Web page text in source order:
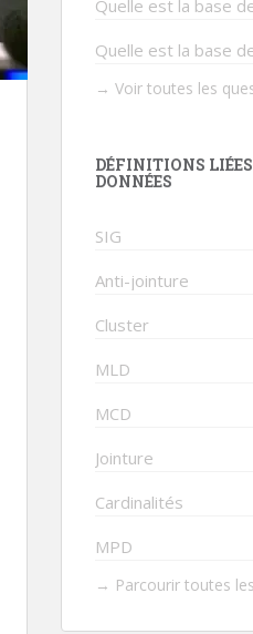
Quelle est la base
Quelle est la base
→ Voir toutes les
DÉFINITIONS
DONNÉES
SIG
Anti-jointure
Cluster
MLD
MCD
Jointure
Cardinalités
MPD
→ Parcourir toutes